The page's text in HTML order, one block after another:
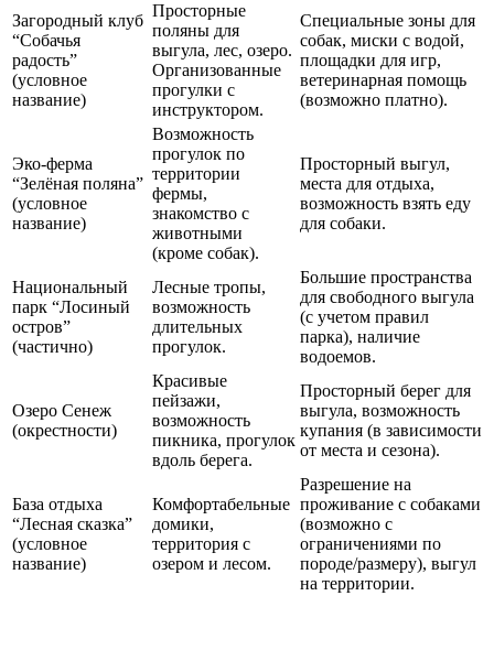
Загородный клуб
“Собачья
радость”
(условное
название)
Просторные
поляны для
выгула, лес, озеро.
Организованные
прогулки с
инструктором.
Специальные зоны для
собак, миски с водой,
площадки для игр,
ветеринарная помощь
(возможно платно).
Эко-ферма
“Зелёная поляна”
(условное
название)
Возможность
прогулок по
территории
фермы,
знакомство с
животными
(кроме собак).
Просторный выгул,
места для отдыха,
возможность взять еду
для собаки.
Национальный
парк “Лосиный
остров”
(частично)
Лесные тропы,
возможность
длительных
прогулок.
Большие пространства
для свободного выгула
(с учетом правил
парка), наличие
водоемов.
Озеро Сенеж
(окрестности)
Красивые
пейзажи,
возможность
пикника, прогулок
вдоль берега.
Просторный берег для
выгула, возможность
купания (в зависимости
от места и сезона).
База отдыха
“Лесная сказка”
(условное
название)
Комфортабельные
домики,
территория с
озером и лесом.
Разрешение на
проживание с собаками
(возможно с
ограничениями по
породе/размеру), выгул
на территории.